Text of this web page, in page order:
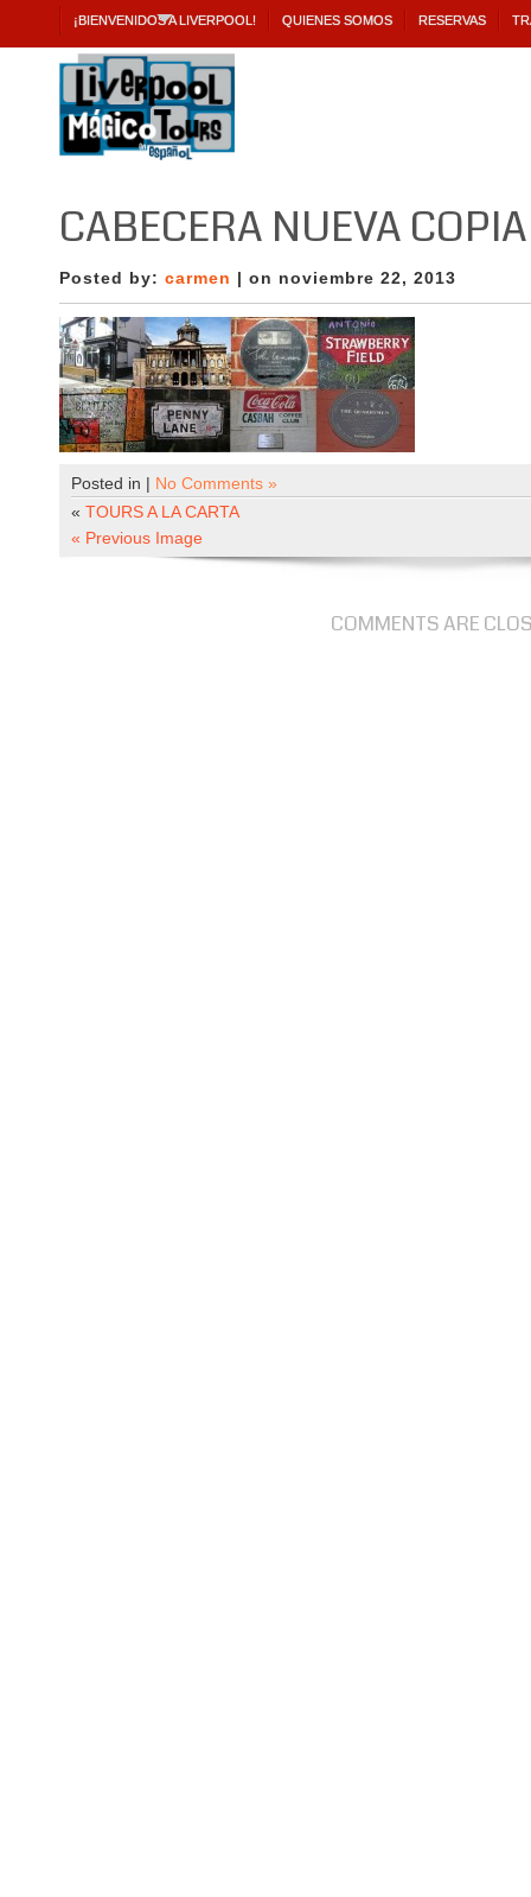
¡BIENVENIDOS A LIVERPOOL! QUIENES SOMOS RESERVAS
CABECERA NUEVA COPIA
Posted by: carmen | on noviembre 22, 2013
Posted in | No Comments »
« TOURS A LA CARTA
« Previous Image
COMMENTS ARE